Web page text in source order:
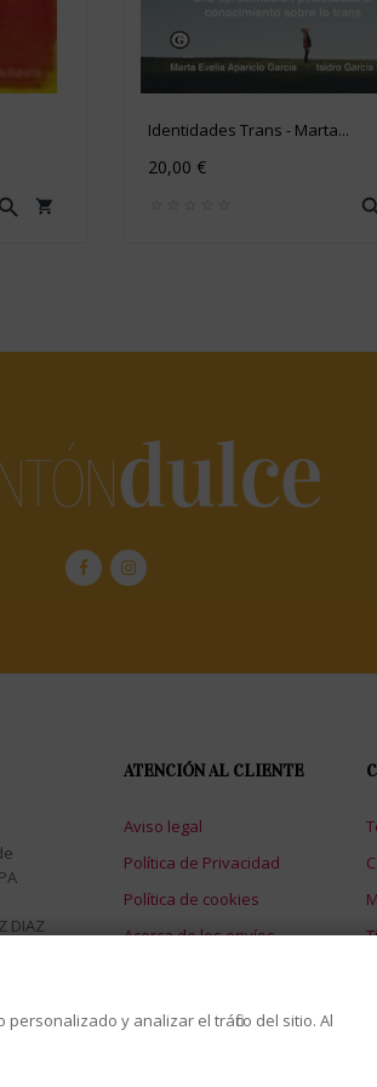


Identidades Trans - Marta...
20,00 €
DIAZ
ATENCIÓN AL CLIENTE
Aviso legal
Política de Privacidad
Política de cookies
Acerca de los envíos
y analizar el tráfico del sitio. Al